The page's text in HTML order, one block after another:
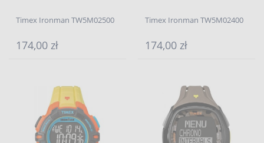
Timex Ironman TW5M02500
174,00 zł
Timex Ironman TW5M02400
174,00 zł